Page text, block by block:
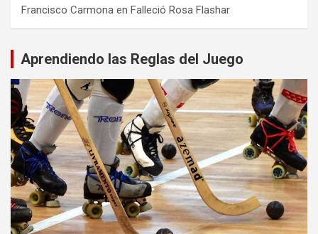
Francisco Carmona en Falleció Rosa Flashar
Aprendiendo las Reglas del Juego